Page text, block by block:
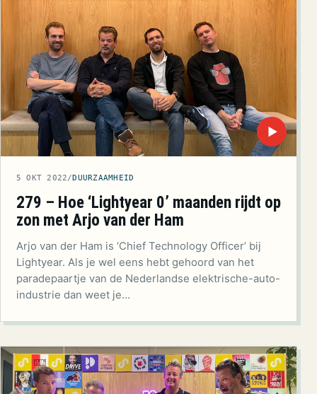
▶
5 OKT 2022/DUURZAAMHEID
279 – Hoe ‘Lightyear 0’ maanden rijdt op
zon met Arjo van der Ham
Arjo van der Ham is ‘Chief Technology Officer’ bij
Lightyear. Als je wel eens hebt gehoord van het
paradepaartje van de Nederlandse elektrische-auto-
industrie dan weet je…